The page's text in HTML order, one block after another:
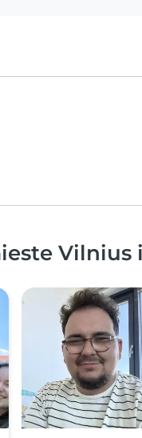
Vilnius